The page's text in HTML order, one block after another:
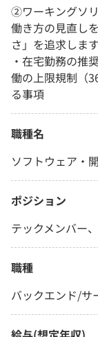
②ワーキングソ
働き方の見直し
さ」を追求します
・在宅勤務の推
働の上限規制（
る事項
職種名
ソフトウェア・
ポジション
テックメンバー
職種
バックエンド/サ